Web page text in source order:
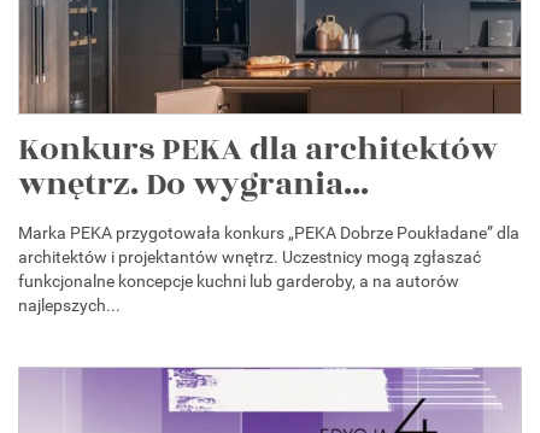
Konkurs PEKA dla architektów
wnętrz. Do wygrania...
Marka PEKA przygotowała konkurs „PEKA Dobrze Poukładane” dla
architektów i projektantów wnętrz. Uczestnicy mogą zgłaszać
funkcjonalne koncepcje kuchni lub garderoby, a na autorów
najlepszych...